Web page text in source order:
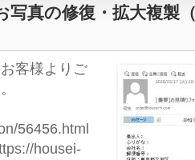
写真の修復・拡大複製
客様よりご
56456.html
housei-